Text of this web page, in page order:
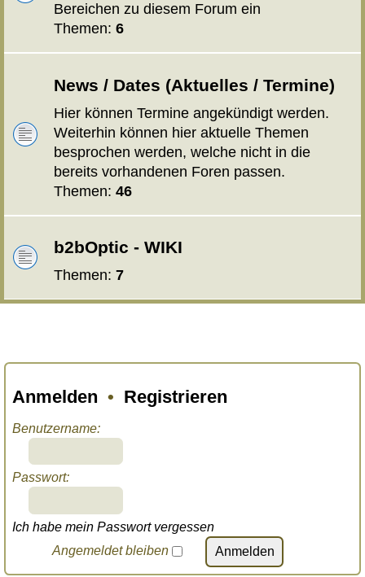
Bereichen zu diesem Forum ein
Themen: 6
News / Dates (Aktuelles / Termine)
Hier können Termine angekündigt werden.
Weiterhin können hier aktuelle Themen
besprochen werden, welche nicht in die
bereits vorhandenen Foren passen.
Themen: 46
b2bOptic - WIKI
Themen: 7
Anmelden • Registrieren
Benutzername:
Passwort:
Ich habe mein Passwort vergessen
Angemeldet bleiben